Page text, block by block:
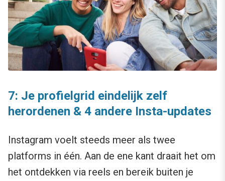
7: Je profielgrid eindelijk zelf
herordenen & 4 andere Insta-updates
Instagram voelt steeds meer als twee
platforms in één. Aan de ene kant draait het om
het ontdekken via reels en bereik buiten je